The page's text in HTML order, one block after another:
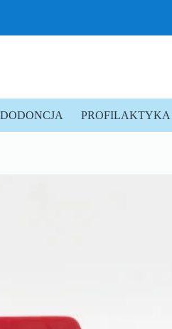
PROFILAKTYKA